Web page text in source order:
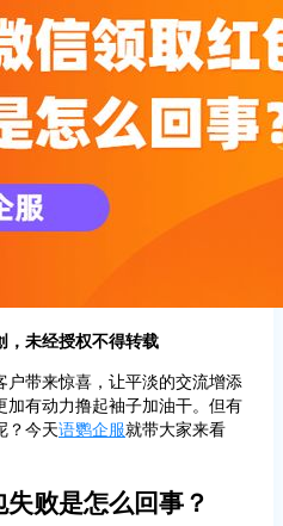
，未经授权不得转载
户带来惊喜，让平淡的交流增添
加有动力撸起袖子加油干。但有
？今天语鹦企服就带大家来看
败是怎么回事？